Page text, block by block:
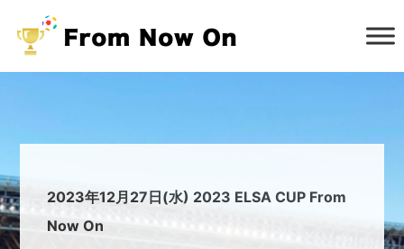
2023年12月27日(水) 2023 ELSA CUP From
Now On